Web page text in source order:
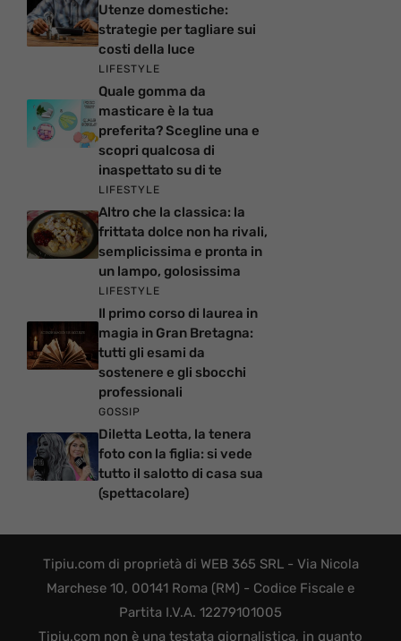
Utenze domestiche:
strategie per tagliare sui
costi della luce
LIFESTYLE
Quale gomma da
masticare è la tua
preferita? Scegline una e
scopri qualcosa di
inaspettato su di te
LIFESTYLE
Altro che la classica: la
frittata dolce non ha rivali,
semplicissima e pronta in
un lampo, golosissima
LIFESTYLE
Il primo corso di laurea in
magia in Gran Bretagna:
tutti gli esami da
sostenere e gli sbocchi
professionali
GOSSIP
Diletta Leotta, la tenera
foto con la figlia: si vede
tutto il salotto di casa sua
(spettacolare)
Tipiu.com di proprietà di WEB 365 SRL - Via Nicola
Marchese 10, 00141 Roma (RM) - Codice Fiscale e
Partita I.V.A. 12279101005
Tipiu.com non è una testata giornalistica, in quanto